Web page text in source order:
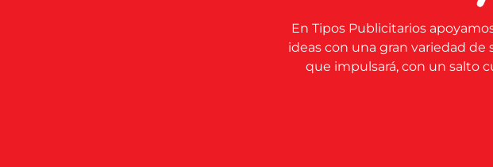
En Tipos Publicitarios
ideas con una gran variedad
que impulsará, con un salto